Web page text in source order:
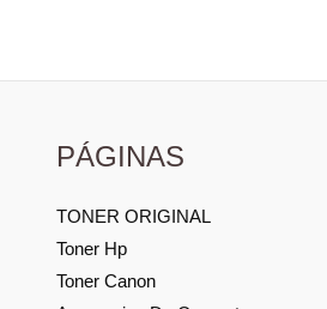
PÁGINAS
TONER ORIGINAL
Toner Hp
Toner Canon